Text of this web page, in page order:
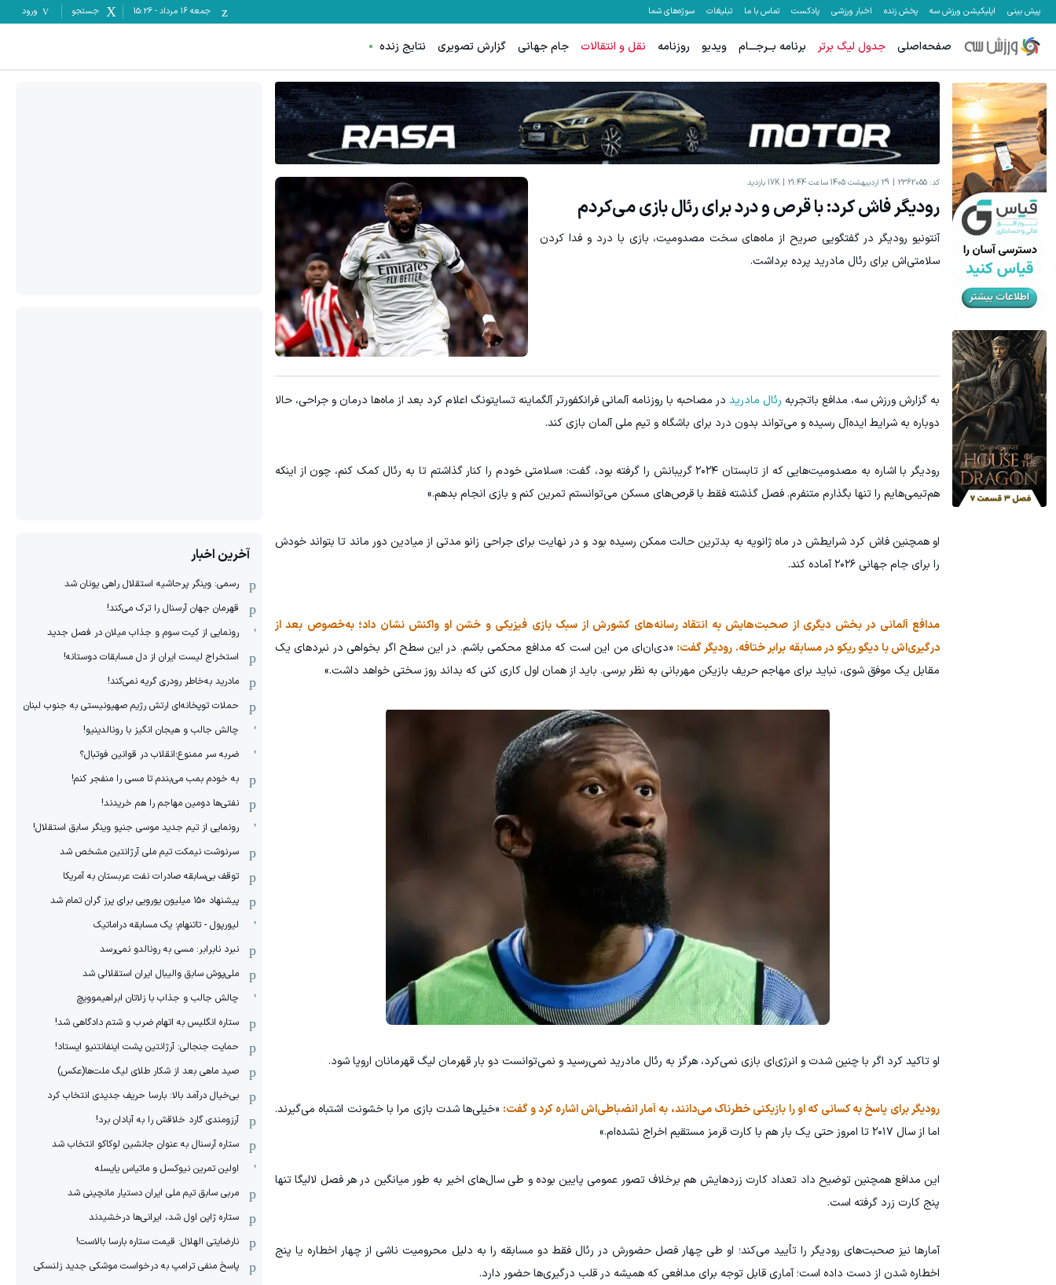
پیش بینی اپلیکیشن ورزش سه پخش زنده اخبار ورزشی پادکست تماس با ما تبلیغات سوژه‌های شما جمعه ۱۶ مرداد -
15:26 جستجو ورود
صفحه‌اصلی جدول لیگ برتر برنامه بــرجـــام ویدیو روزنامه نقل و انتقالات جام جهانی گزارش تصویری نتایج زنده
کد: 2362055 29 اردیبهشت 1405 ساعت 21:44 17K بازدید
رودیگر فاش کرد: با قرص و درد برای رئال بازی می‌کردم
آنتونیو رودیگر در گفتگویی صریح از ماه‌های سخت مصدومیت، بازی با درد و فدا کردن
سلامتی‌اش برای رئال مادرید پرده برداشت.
به گزارش ورزش سه، مدافع باتجربه رئال مادرید در مصاحبه با روزنامه آلمانی فرانکفورتر آلگماینه تسایتونگ اعلام کرد بعد از ماه‌ها درمان و جراحی، حالا
دوباره به شرایط ایده‌آل رسیده و می‌تواند بدون درد برای باشگاه و تیم ملی آلمان بازی کند.
رودیگر با اشاره به مصدومیت‌هایی که از تابستان ۲۰۲۴ گریبانش را گرفته بود، گفت: «سلامتی خودم را کنار گذاشتم تا به رئال کمک کنم، چون از اینکه
هم‌تیمی‌هایم را تنها بگذارم متنفرم. فصل گذشته فقط با قرص‌های مسکن می‌توانستم تمرین کنم و بازی انجام بدهم.»
او همچنین فاش کرد شرایطش در ماه ژانویه به بدترین حالت ممکن رسیده بود و در نهایت برای جراحی زانو مدتی از میادین دور ماند تا بتواند خودش
را برای جام جهانی ۲۰۲۶ آماده کند.
مدافع آلمانی در بخش دیگری از صحبت‌هایش به انتقاد رسانه‌های کشورش از سبک بازی فیزیکی و خشن او واکنش نشان داد؛ به‌خصوص بعد از
درگیری‌اش با دیگو ریکو در مسابقه برابر ختافه. رودیگر گفت: «دی‌ان‌ای من این است که مدافع محکمی باشم. در این سطح اگر بخواهی در نبردهای یک
مقابل یک موفق شوی، نباید برای مهاجم حریف بازیکن مهربانی به نظر برسی. باید از همان اول کاری کنی که بداند روز سختی خواهد داشت.»
او تاکید کرد اگر با چنین شدت و انرژی‌ای بازی نمی‌کرد، هرگز به رئال مادرید نمی‌رسید و نمی‌توانست دو بار قهرمان لیگ قهرمانان اروپا شود.
رودیگر برای پاسخ به کسانی که او را بازیکنی خطرناک می‌دانند، به آمار انضباطی‌اش اشاره کرد و گفت: «خیلی‌ها شدت بازی مرا با خشونت اشتباه می‌گیرند.
اما از سال ۲۰۱۷ تا امروز حتی یک بار هم با کارت قرمز مستقیم اخراج نشده‌ام.»
این مدافع همچنین توضیح داد تعداد کارت زردهایش هم برخلاف تصور عمومی پایین بوده و طی سال‌های اخیر به طور میانگین در هر فصل لالیگا تنها
پنج کارت زرد گرفته است.
آمارها نیز صحبت‌های رودیگر را تأیید می‌کند؛ او طی چهار فصل حضورش در رئال فقط دو مسابقه را به دلیل محرومیت ناشی از چهار اخطاره یا پنج
اخطاره شدن از دست داده است؛ آماری قابل توجه برای مدافعی که همیشه در قلب درگیری‌ها حضور دارد.
آخرین اخبار
رسمی: وینگر پرحاشیه استقلال راهی یونان شد
قهرمان جهان آرسنال را ترک می‌کند!
رونمایی از کیت سوم و جذاب میلان در فصل جدید
استخراج لیست ایران از دل مسابقات دوستانه!
مادرید به‌خاطر رودری گریه نمی‌کند!
حملات توپخانه‌ای ارتش رژیم صهیونیستی به جنوب لبنان
چالش جالب و هیجان انگیز با رونالدینیو!
ضربه سر ممنوع؛انقلاب در قوانین فوتبال؟
به خودم بمب می‌بندم تا مسی را منفجر کنم!
نفتی‌ها دومین مهاجم را هم خریدند!
رونمایی از تیم جدید موسی جنپو وینگر سابق استقلال!
سرنوشت نیمکت تیم ملی آرژانتین مشخص شد
توقف بی‌سابقه صادرات نفت عربستان به آمریکا
پیشنهاد ۱۵۰ میلیون یورویی برای پرز گران تمام شد
لیورپول - تاتنهام؛ یک مسابقه دراماتیک
نبرد نابرابر: مسی به رونالدو نمی‌رسد
ملی‌پوش سابق والیبال ایران استقلالی شد
چالش جالب و جذاب با زلاتان ابراهیموویچ
ستاره انگلیس به اتهام ضرب و شتم دادگاهی شد!
حمایت جنجالی: آرژانتین پشت اینفانتنیو ایستاد!
صید ماهی بعد از شکار طلای لیگ ملت‌ها(عکس)
بی‌خیال درآمد بالا: بارسا حریف جدیدی انتخاب کرد
آرزومندی گارد خلاقش را به آبادان برد!
ستاره آرسنال به عنوان جانشین لوکاکو انتخاب شد
اولین تمرین نیوکسل و ماتیاس یایسله
مربی سابق تیم ملی ایران دستیار مانچینی شد
ستاره ژاپن اول شد، ایرانی‌ها درخشیدند
نارضایتی الهلال: قیمت ستاره بارسا بالاست!
پاسخ منفی ترامپ به درخواست موشکی جدید زلنسکی